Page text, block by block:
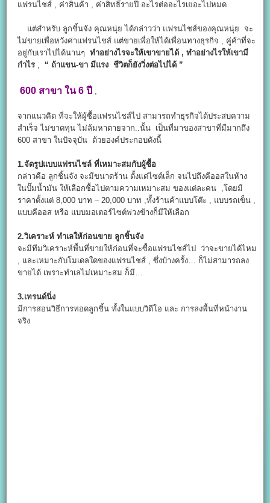
แฟรนไชส์ , ค่าสินค้า , ค่าสิทธิ์รายปี อะไรต่ออะไรเยอะไปหมด
แต่สำหรับ ลูกชิ้นจัง คุณหนุ่ย ได้กล่าวว่า แฟรนไชส์ของคุณหนุ่ย จะ
ไม่ขายเพื่อหวังค่าแฟรนไชส์ แต่ขายเพื่อให้ได้เพื่อนทางธุรกิจ , คู่ค้าที่จะ
อยู่กับเราไปได้นานๆทำอย่างไรจะให้เขาขายได้ , ทำอย่างไรให้เขามี
กำไร
“ ถ้าแขน-ขา มีแรง ชีวิตก็ยังวิ่งต่อไปได้ ”
600 สาขา ใน 6 ปี
จากแนวคิด ที่จะให้ผู้ซื้อแฟรนไชส์ไป สามารถทำธุรกิจได้ประสบความ
สำเร็จ ไม่ขาดทุน ไม่ล้มหาตายจาก..นั้น เป็นที่มาของสาขาที่มีมากถึง
600 สาขา ในปัจจุบัน ด้วยองค์ประกอบดังนี้
1.จัดรูปแบบแฟรนไชล์ ที่เหมาะสมกับผู้ซื้อ
กล่าวคือ ลูกชิ้นจัง จะมีขนาดร้าน ตั้งแต่ไซต์เล็ก จนไปถึงคีออสในห้าง
ในปั๊มน้ำมัน ให้เลือกซื้อไปตามความเหมาะสม ของแต่ละคน ,โดยมี
ราคาตั้งแต่ 8,000 บาท – 20,000 บาท ,ทั้งร้านค้าแบบโต๊ะ , แบบรถเข็น ,
แบบคีออส หรือ แบบมอเตอร์ไซต์พ่วงข้างก็มีให้เลือก
2.วิเคราะห์ ทำเลให้ก่อนขาย ลูกชิ้นจัง
จะมีทีมวิเคราะห์พื้นที่ขายให้ก่อนที่จะซื้อแฟรนไชส์ไป ว่าจะขายได้ไหม
, และเหมาะกับโมเดลใดของแฟรนไชส์ , ซึ่งบ้างครั้ง… ก็ไม่สามารถลง
ขายได้ เพราะทำเลไม่เหมาะสม ก็มี…
3.เทรนด์นิ่ง
มีการสอนวิธีการทอดลูกชิ้น ทั้งในแบบวิดีโอ และ การลงพื้นที่หน้างาน
จริง